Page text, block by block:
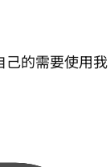
己的需要使用我